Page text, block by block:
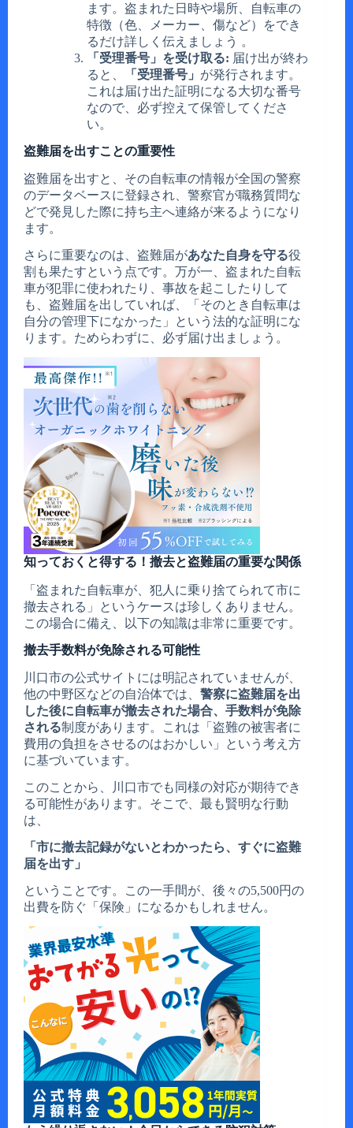
ます。盗まれた日時や場所、自転車の
特徴（色、メーカー、傷など）をでき
るだけ詳しく伝えましょう 。
「受理番号」を受け取る: 届け出が終わ
ると、
「受理番号」 が発行されます。
これは届け出た証明になる大切な番号
なので、必ず控えて保管してくださ
い。
盗難届を出すことの重要性
盗難届を出すと、その自転車の情報が全国の警察
のデータベースに登録され、警察官が職務質問な
どで発見した際に持ち主へ連絡が来るようになり
ます。
さらに重要なのは、盗難届があなた自身を守る役
割も果たすという点です。万が一、盗まれた自転
車が犯罪に使われたり、事故を起こしたりして
も、盗難届を出していれば、「そのとき自転車は
自分の管理下になかった」という法的な証明にな
ります。ためらわずに、必ず届け出ましょう。
知っておくと得する！撤去と盗難届の重要な関係
「盗まれた自転車が、犯人に乗り捨てられて市に
撤去される」というケースは珍しくありません。
この場合に備え、以下の知識は非常に重要です。
撤去手数料が免除される可能性
川口市の公式サイトには明記されていませんが、
他の中野区などの自治体では、 警察に盗難届を出
した後に自転車が撤去された場合、手数料が免除
される制度があります。これは「盗難の被害者に
費用の負担をさせるのはおかしい」という考え方
に基づいています。
このことから、川口市でも同様の対応が期待でき
る可能性があります。そこで、最も賢明な行動
は、
「市に撤去記録がないとわかったら、すぐに盗難
届を出す」
ということです。この一手間が、後々の5,500円の
出費を防ぐ「保険」になるかもしれません。